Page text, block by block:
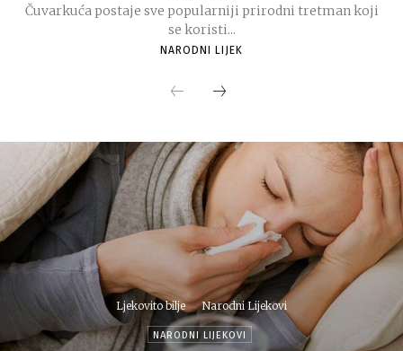
Čuvarkuća postaje sve popularniji prirodni tretman koji
se koristi...
NARODNI LIJEK